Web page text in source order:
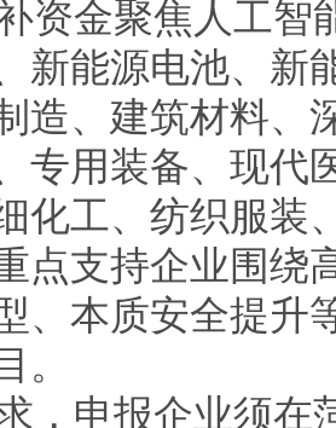
资金聚焦人工智
新能源电池、新
造、建筑材料、
专用装备、现代
化工、纺织服装
点支持企业围绕
、本质安全提升
。
，申报企业须在